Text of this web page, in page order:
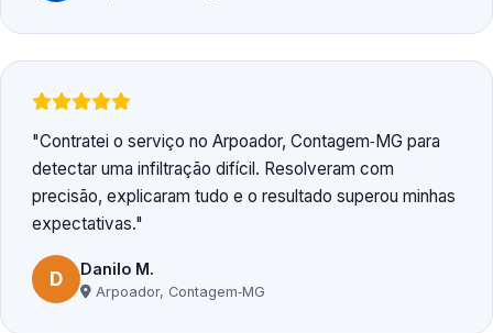
Contratei o serviço no Arpoador, Contagem‑MG para
detectar uma infiltração difícil. Resolveram com
precisão, explicaram tudo e o resultado superou minhas
expectativas.
D Danilo M.
Arpoador, Contagem‑MG